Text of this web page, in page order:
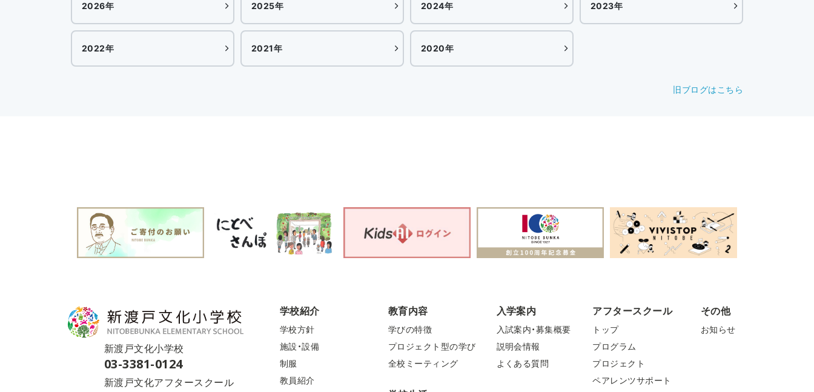
2026年 2025年 2024年 2023年
2022年 2021年 2020年
旧ブログはこちら
新渡戸文化小学校
03-3381-0124
新渡戸文化アフタースクール
学校紹介
学校方針
施設・設備
制服
教員紹介
教育内容
学びの特徴
プロジェクト型の学び
全校ミーティング
入学案内
入試案内・募集概要
説明会情報
よくある質問
アフタースクール
トップ
プログラム
プロジェクト
ペアレンツサポート
その他
お知らせ